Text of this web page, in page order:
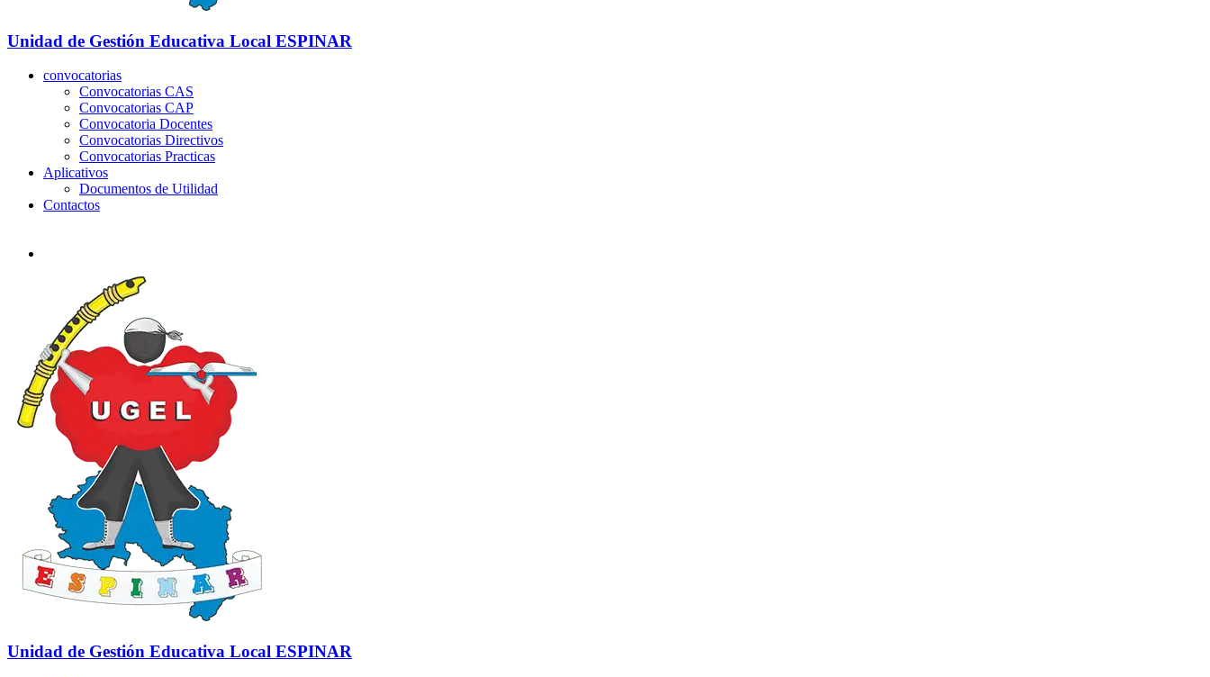
Unidad de Gestión Educativa Local ESPINAR
convocatorias
Convocatorias CAS
Convocatorias CAP
Convocatoria Docentes
Convocatorias Directivos
Convocatorias Practicas
Aplicativos
Documentos de Utilidad
Contactos
Unidad de Gestión Educativa Local ESPINAR